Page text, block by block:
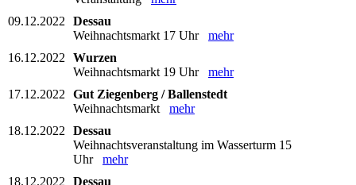
09.12.2022
Dessau
Weihnachtsmarkt 17 Uhr mehr
16.12.2022
Wurzen
Weihnachtsmarkt 19 Uhr mehr
17.12.2022
Gut Ziegenberg / Ballenstedt
Weihnachtsmarkt mehr
18.12.2022
Dessau
Weihnachtsveranstaltung im Wasserturm 15
Uhr mehr
18.12.2022
Dessau